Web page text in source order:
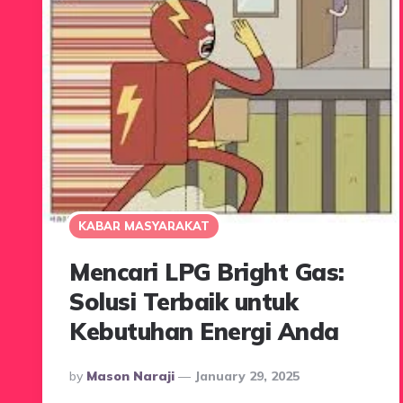
KABAR MASYARAKAT
Mencari LPG Bright Gas:
Solusi Terbaik untuk
Kebutuhan Energi Anda
Posted
By
By Mason Naraji January 29, 2025